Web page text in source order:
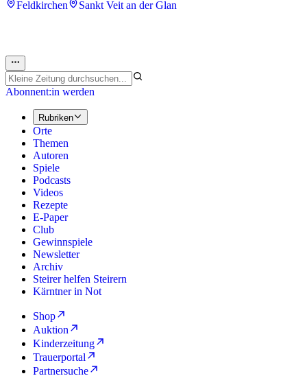
Feldkirchen
Sankt Veit an der Glan
Abonnent:in werden
Rubriken
Orte
Themen
Autoren
Spiele
Podcasts
Videos
Rezepte
E-Paper
Club
Gewinnspiele
Newsletter
Archiv
Steirer helfen Steirern
Kärntner in Not
Shop
Auktion
Kinderzeitung
Trauerportal
Partnersuche